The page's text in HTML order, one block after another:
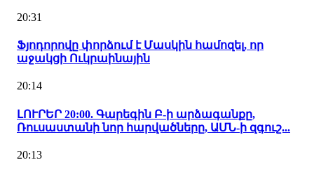
20:31
Ֆյոդորովը փորձում է Մասկին համոզել, որ
աջակցի Ուկրաինային
20:14
ԼՈՒՐԵՐ 20:00. Գարեգին Բ-ի արձագանքը,
Ռուսաստանի նոր հարվածները, ԱՄՆ-ի զգուշ...
20:13